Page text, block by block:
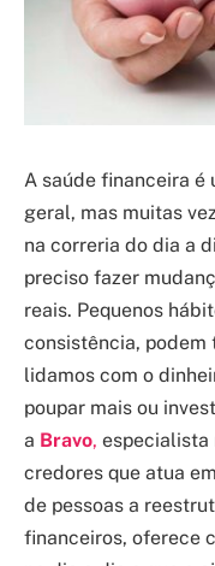
A saúde financeira é
geral, mas muitas
na correria do dia a
preciso fazer
reais. Pequenos
consistência,
lidamos com o
poupar mais ou
a Bravo, especialista
credores que atua
de pessoas a
financeiros, oferece